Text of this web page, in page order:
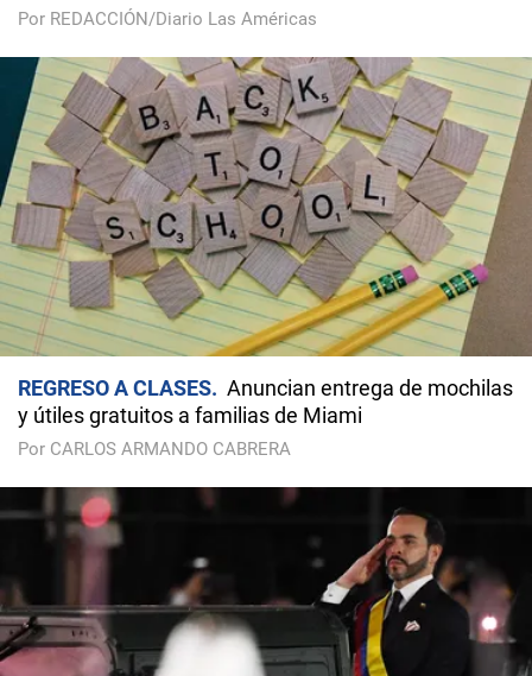
Por REDACCIÓN/Diario Las Américas
REGRESO A CLASES
Anuncian entrega de mochilas
y útiles gratuitos a familias de Miami
Por CARLOS ARMANDO CABRERA